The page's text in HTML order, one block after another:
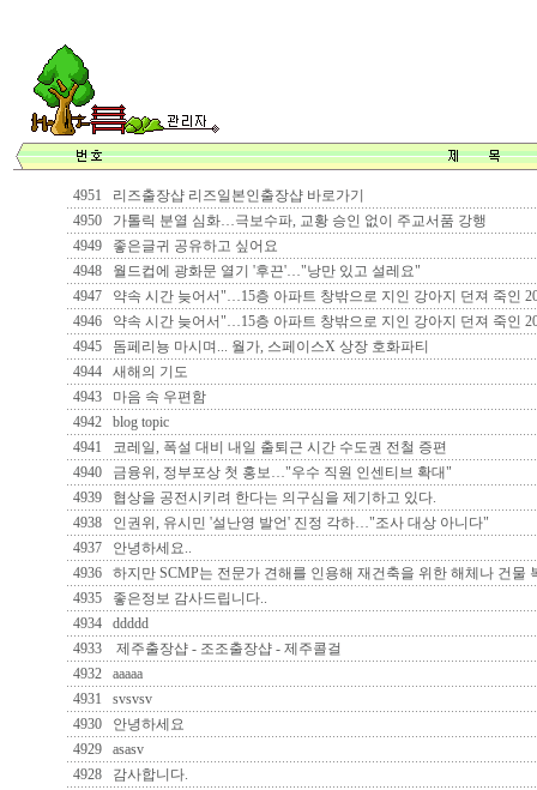
4951
리즈출장샵 리즈일본인출장샵 바로가기
4950
가톨릭 분열 심화…극보수파, 교황 승인 없이 주교서품 강행
4949
좋은글귀 공유하고 싶어요
4948
월드컵에 광화문 열기 '후끈'…"낭만 있고 설레요"
4947
약속 시간 늦어서"…15층 아파트 창밖으로 지인 강아지 던져 죽인
4946
약속 시간 늦어서"…15층 아파트 창밖으로 지인 강아지 던져 죽인
4945
돔페리뇽 마시며... 월가, 스페이스X 상장 호화파티
4944
새해의 기도
4943
마음 속 우편함
4942
blog topic
4941
코레일, 폭설 대비 내일 출퇴근 시간 수도권 전철 증편
4940
금융위, 정부포상 첫 홍보…"우수 직원 인센티브 확대"
4939
협상을 공전시키려 한다는 의구심을 제기하고 있다.
4938
인권위, 유시민 '설난영 발언' 진정 각하…"조사 대상 아니다"
4937
안녕하세요..
4936
하지만 SCMP는 전문가 견해를 인용해 재건축을 위한 해체나 건물
4935
좋은정보 감사드립니다..
4934
ddddd
4933
제주출장샵 - 조조출장샵 - 제주콜걸
4932
aaaaa
4931
svsvsv
4930
안녕하세요
4929
asasv
4928
감사합니다.